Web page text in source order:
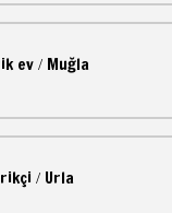
ev/ Muğla
/ Urla